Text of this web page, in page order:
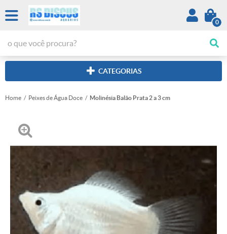
0
CATEGORIAS
Home Peixes de Água Doce Molinésia Balão Prata 2 a 3 cm